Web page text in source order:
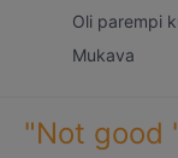
Oli parempi
Mukava
"Not good